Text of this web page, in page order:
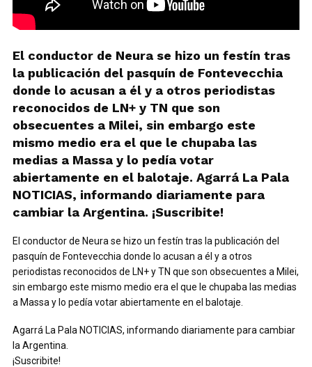
El conductor de Neura se hizo un festín tras
la publicación del pasquín de Fontevecchia
donde lo acusan a él y a otros periodistas
reconocidos de LN+ y TN que son
obsecuentes a Milei, sin embargo este
mismo medio era el que le chupaba las
medias a Massa y lo pedía votar
abiertamente en el balotaje. Agarrá La Pala
NOTICIAS, informando diariamente para
cambiar la Argentina. ¡Suscribite!
El conductor de Neura se hizo un festín tras la publicación del
pasquín de Fontevecchia donde lo acusan a él y a otros
periodistas reconocidos de LN+ y TN que son obsecuentes a Milei,
sin embargo este mismo medio era el que le chupaba las medias
a Massa y lo pedía votar abiertamente en el balotaje.
Agarrá La Pala NOTICIAS, informando diariamente para cambiar
la Argentina.
¡Suscribite!